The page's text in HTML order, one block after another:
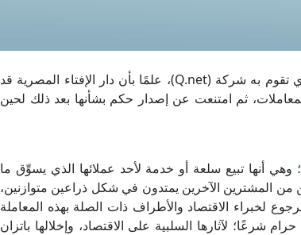
السؤال يتضمن الاستفتاء عن حكم التسويق الهرمي الذي تقوم به شركة (Q.net)، علمًا بأن دار الإفتاء المصرية قد
ثم امتنعت عن إصدار حكم بشأنها بعد ذلك لحين
؛ وهي أنها تبيع سلعة أو خدمة لأحد عملائها الذي يسوِّق ما
المشترين الآخرين يمتدون في شكل ذراعين متوازنين،
لخبراء الاقتصاد والأطراف ذات الصلة بهذه المعاملة
شرعًا؛ لآثارها السلبية على الاقتصاد، وإخلالها باتزان